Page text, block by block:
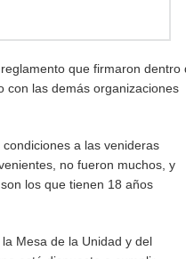
que firmaron dentro
con las demás organizaciones
a las venideras
no fueron muchos, y
los que tienen 18 años
Mesa de la Unidad y del